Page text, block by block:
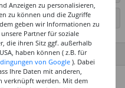
Anzeigen zu personalisieren,
zu können und die Zugriffe
geben wir Informationen zu
Partner für soziale
die ihren Sitz ggf. außerhalb
haben können ( z.B. für
von Google ). Dabei
Ihre Daten mit anderen,
verknüpft werden. Mit dem